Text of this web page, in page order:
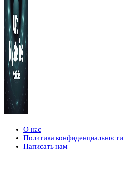
О нас
Политика конфиденциальности
Написать нам